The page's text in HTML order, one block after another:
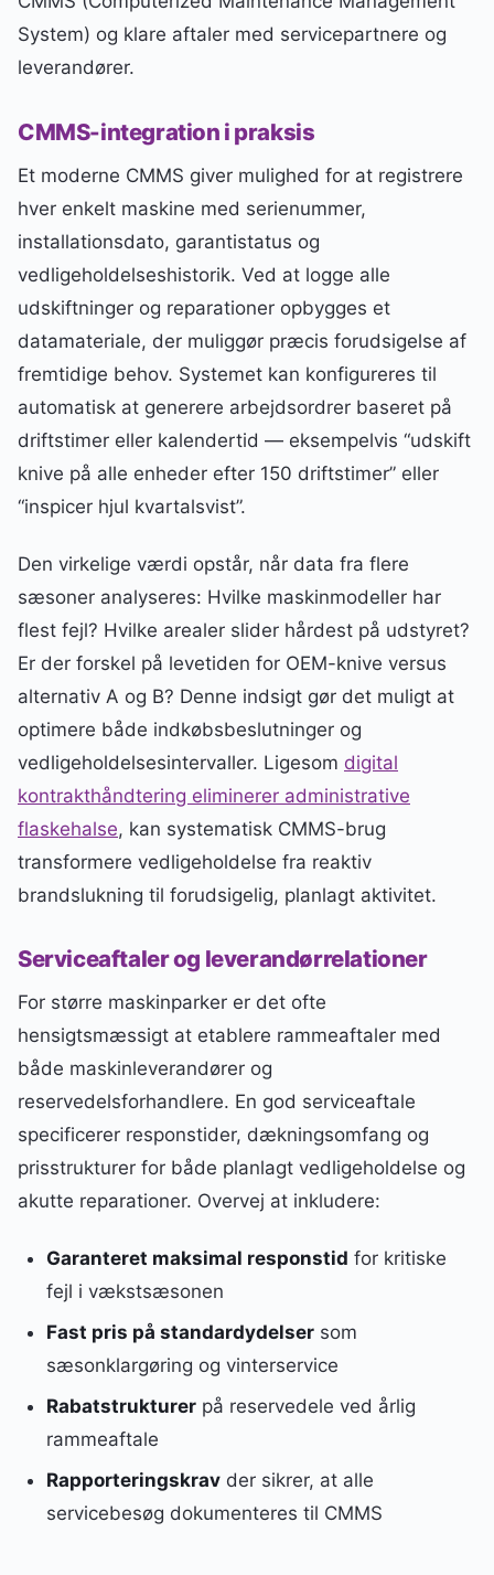
System) og klare aftaler med servicepartnere og
leverandører.
CMMS-integration i praksis
Et moderne CMMS giver mulighed for at registrere
hver enkelt maskine med serienummer,
installationsdato, garantistatus og
vedligeholdelseshistorik. Ved at logge alle
udskiftninger og reparationer opbygges et
datamateriale, der muliggør præcis forudsigelse af
fremtidige behov. Systemet kan konfigureres til
automatisk at generere arbejdsordrer baseret på
driftstimer eller kalendertid — eksempelvis “udskift
knive på alle enheder efter 150 driftstimer” eller
“inspicer hjul kvartalsvist”.
Den virkelige værdi opstår, når data fra flere
sæsoner analyseres: Hvilke maskinmodeller har
flest fejl? Hvilke arealer slider hårdest på udstyret?
Er der forskel på levetiden for OEM-knive versus
alternativ A og B? Denne indsigt gør det muligt at
optimere både indkøbsbeslutninger og
vedligeholdelsesintervaller. Ligesom digital
kontrakthåndtering eliminerer administrative
flaskehalse, kan systematisk CMMS-brug
transformere vedligeholdelse fra reaktiv
brandslukning til forudsigelig, planlagt aktivitet.
Serviceaftaler og leverandørrelationer
For større maskinparker er det ofte
hensigtsmæssigt at etablere rammeaftaler med
både maskinleverandører og
reservedelsforhandlere. En god serviceaftale
specificerer responstider, dækningsomfang og
prisstrukturer for både planlagt vedligeholdelse og
akutte reparationer. Overvej at inkludere:
Garanteret maksimal responstid for kritiske
fejl i vækstsæsonen
Fast pris på standardydelsersom
sæsonklargøring og vinterservice
Rabatstrukturerpå reservedele ved årlig
rammeaftale
Rapporteringskravder sikrer, at alle
servicebesøg dokumenteres til CMMS